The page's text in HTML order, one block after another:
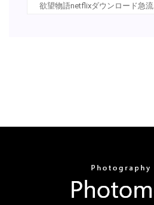
欲望物語netflixダウンロード急流